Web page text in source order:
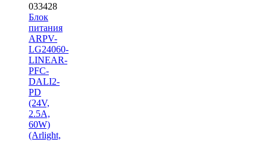
033428
Блок
питания
ARPV-
LG24060-
LINEAR-
PFC-
DALI2-
PD
(24V,
2.5A,
60W)
(Arlight,